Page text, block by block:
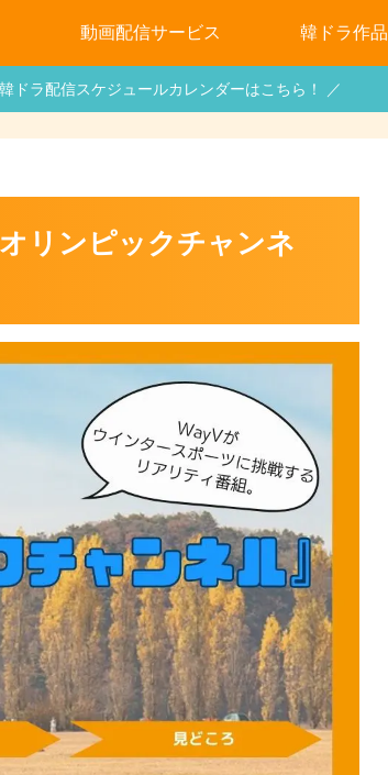
動画配信サービス 韓ドラ作品
ドラ配信スケジュールカレンダーはこちら！ ／
リンピックチャンネ